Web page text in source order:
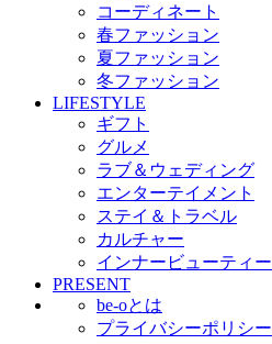
コーディネート
春ファッション
夏ファッション
冬ファッション
LIFESTYLE
ギフト
グルメ
ラブ＆ウェディング
エンターテイメント
ステイ＆トラベル
カルチャー
インナービューティー
PRESENT
be-oとは
プライバシーポリシー